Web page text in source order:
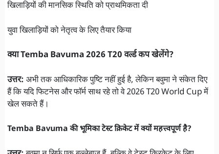
खिलाड़ियों की मानसिक स्थिति को प्राथमिकता दी
युवा खिलाड़ियों को नेतृत्व के लिए तैयार किया
क्या Temba Bavuma 2026 T20 वर्ल्ड कप खेलेंगे?
उत्तर: अभी तक आधिकारिक पुष्टि नहीं हुई है, लेकिन बवुमा ने संकेत दिए
हैं कि यदि फिटनेस और फॉर्म साथ रहे तो वे 2026 T20 World Cup में
खेल सकते हैं।
Temba Bavuma की भूमिका टेस्ट क्रिकेट में क्यों महत्त्वपूर्ण है?